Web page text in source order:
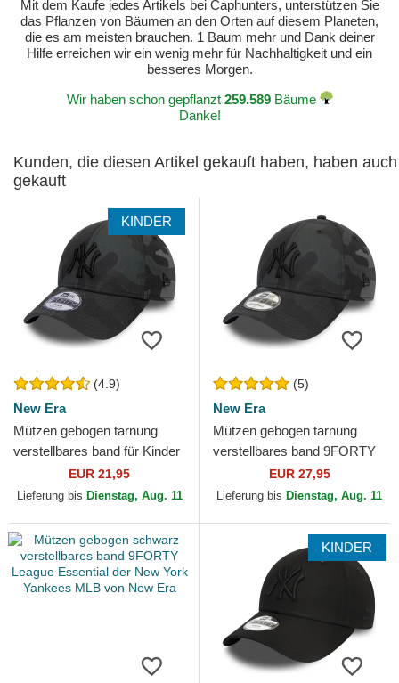
Mit dem Kaufe jedes Artikels bei Caphunters, unterstützen Sie
das Pflanzen von Bäumen an den Orten auf diesem Planeten,
die es am meisten brauchen. 1 Baum mehr und Dank deiner
Hilfe erreichen wir ein wenig mehr für Nachhaltigkeit und ein
besseres Morgen.
Wir haben schon gepflanzt 259.589Bäume
Danke!
Kunden, die diesen Artikel gekauft haben, haben auch
gekauft
KINDER
(4.9)
New Era
Mützen gebogen tarnung
verstellbares band für Kinder
9FORTY League Essential
der New York Yankees...
EUR 21,95
Lieferung bis Dienstag, Aug. 11
(5)
New Era
Mützen gebogen tarnung
verstellbares band 9FORTY
League Essential der New
York Yankees MLB von...
EUR 27,95
Lieferung bis Dienstag, Aug. 11
KINDER